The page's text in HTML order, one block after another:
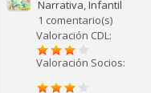
Narrativa Infantil
1 comentario(s)
Valoración CDL:
Valoración Socios: